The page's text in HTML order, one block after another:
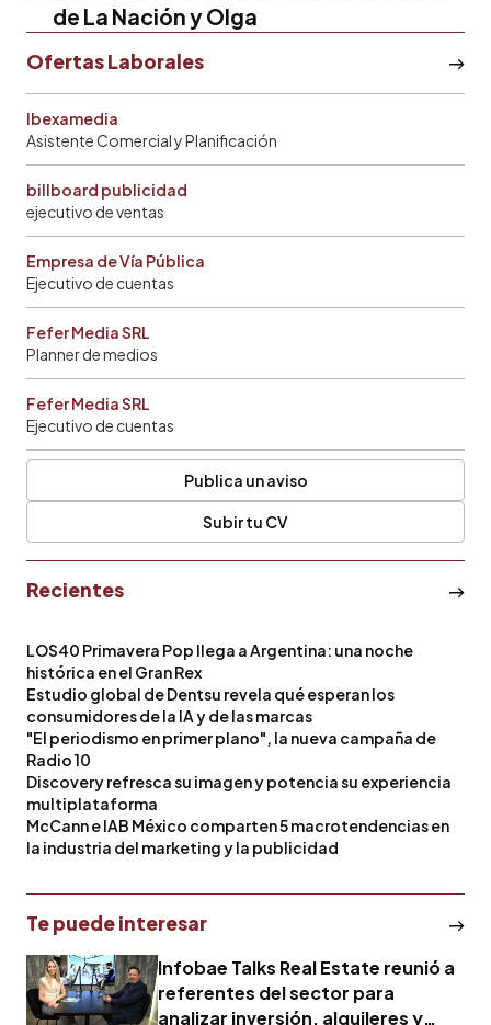
de La Nación y Olga
Ofertas Laborales
Ibexamedia
Asistente Comercial y Planificación
billboard publicidad
ejecutivo de ventas
Empresa de Vía Pública
Ejecutivo de cuentas
Fefer Media SRL
Planner de medios
Fefer Media SRL
Ejecutivo de cuentas
Publica un aviso
Subir tu CV
Recientes
LOS40 Primavera Pop llega a Argentina: una noche
histórica en el Gran Rex
Estudio global de Dentsu revela qué esperan los
consumidores de la IA y de las marcas
"El periodismo en primer plano", la nueva campaña de
Radio 10
Discovery refresca su imagen y potencia su experiencia
multiplataforma
McCann e IAB México comparten 5 macrotendencias en
la industria del marketing y la publicidad
Te puede interesar
Infobae Talks Real Estate reunió a
referentes del sector para
analizar inversión, alquileres y